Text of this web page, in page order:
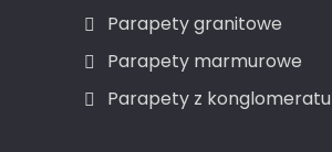
Parapety granitowe
Parapety marmurowe
Parapety z konglomeratu